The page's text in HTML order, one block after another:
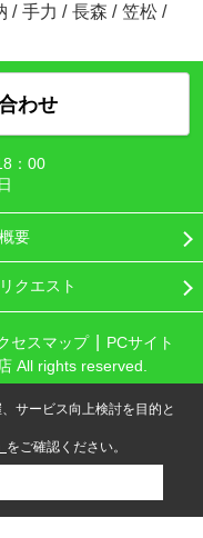
/ 手力 / 長森 / 笠松 /
わせ
：00
要
クエスト
セスマップ
PCサイト
All rights reserved.
サービス向上検討を目的と
をご確認ください。